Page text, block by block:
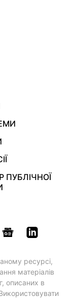
ПУБЛІЧНОЇ
ресурсі,
матеріалів
описаних в